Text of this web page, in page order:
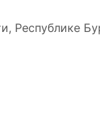
Республике